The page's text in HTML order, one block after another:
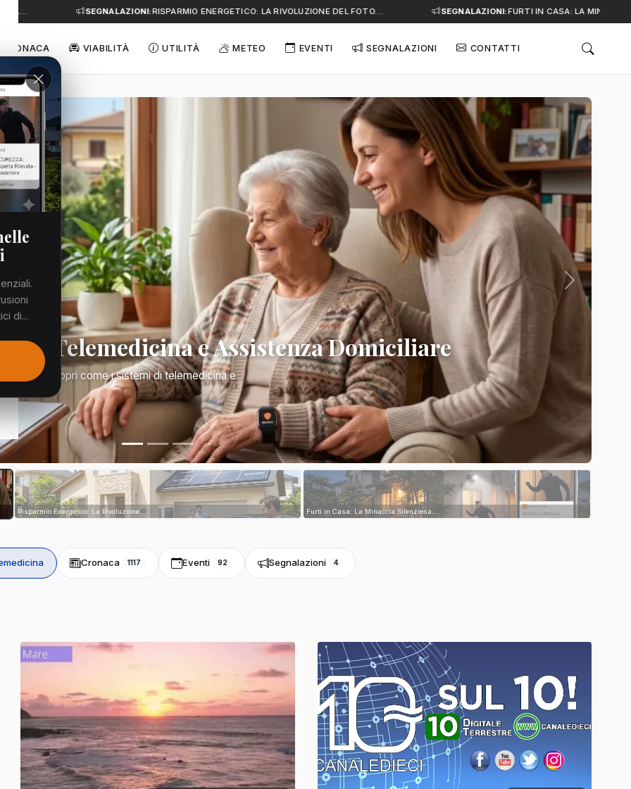
SEGNALAZIONI:RISPARMIO ENERGETICO: LA RIVOLUZIONE DEL FOTO… SEGNALAZIONI:FURTI IN CASA: LA MINACCIA
CRONACA VIABILITÀ UTILITÀ METEO EVENTI SEGNALAZIONI CONTATTI
di...
Telemedicina e Assistenza Domiciliare
di tutto. Scopri come i sistemi di telemedicina e
Successivo
Risparmio Energetico: La Rivoluzione... Furti in Casa: La Minaccia Silenziosa...
Cronaca 1117 Eventi 92 Segnalazioni 4